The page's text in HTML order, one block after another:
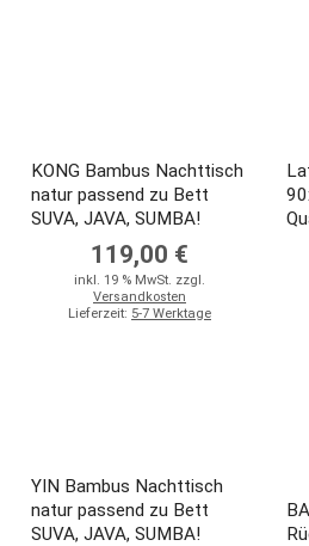
KONG Bambus Nachttisch
natur passend zu Bett
SUVA, JAVA, SUMBA!
119,00 €
inkl. 19 % MwSt. zzgl.
Versandkosten
Lieferzeit: 5-7 Werktage
YIN Bambus Nachttisch
natur passend zu Bett
SUVA, JAVA, SUMBA!